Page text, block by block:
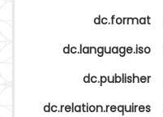
dc.format
dc.language.iso
dc.publisher
dc.relation.requires